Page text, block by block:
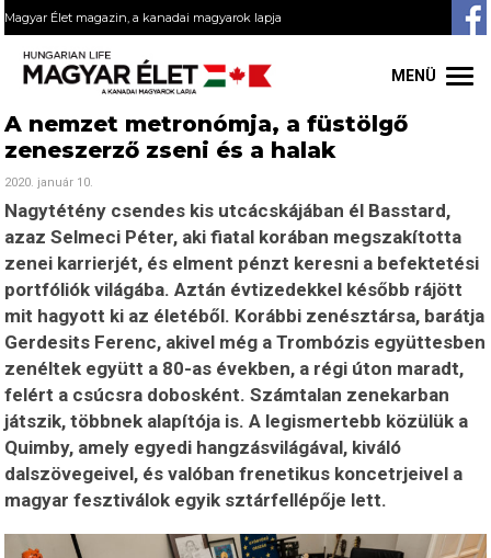
Magyar Élet magazin, a kanadai magyarok lapja
MENÜ
A nemzet metronómja, a füstölgő
zeneszerző zseni és a halak
2020. január 10.
Nagytétény csendes kis utcácskájában él Basstard,
azaz Selmeci Péter, aki fiatal korában megszakította
zenei karrierjét, és elment pénzt keresni a befektetési
portfóliók világába. Aztán évtizedekkel később rájött
mit hagyott ki az életéből. Korábbi zenésztársa, barátja
Gerdesits Ferenc, akivel még a Trombózis együttesben
zenéltek együtt a 80-as években, a régi úton maradt,
felért a csúcsra dobosként. Számtalan zenekarban
játszik, többnek alapítója is. A legismertebb közülük a
Quimby, amely egyedi hangzásvilágával, kiváló
dalszövegeivel, és valóban frenetikus koncetrjeivel a
magyar fesztiválok egyik sztárfellépője lett.